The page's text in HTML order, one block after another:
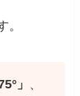
。
」
、